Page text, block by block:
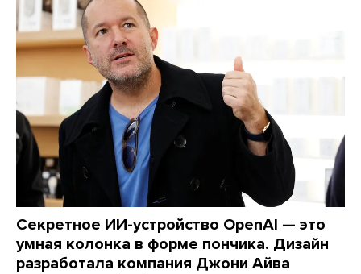
Секретное ИИ-устройство OpenAI — это
умная колонка в форме пончика. Дизайн
разработала компания Джони Айва